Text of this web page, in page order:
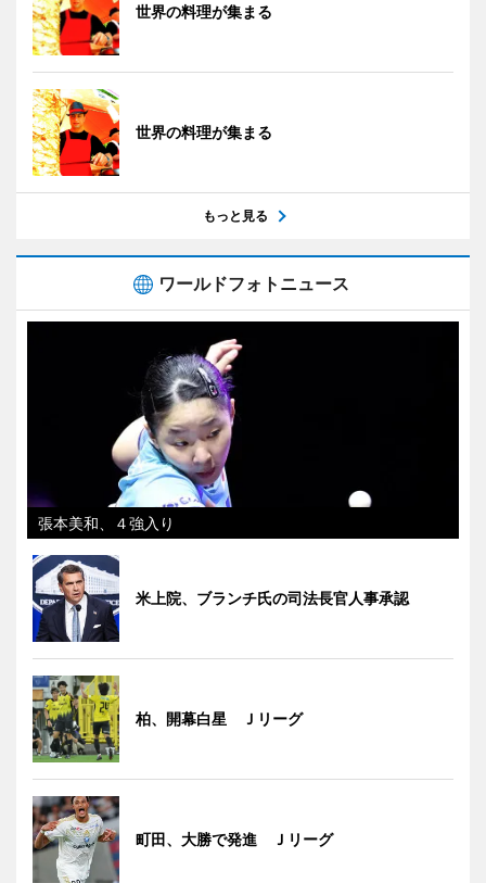
世界の料理が集まる
世界の料理が集まる
もっと見る
ワールドフォトニュース
張本美和、４強入り
米上院、ブランチ氏の司法長官人事承認
柏、開幕白星 Ｊリーグ
町田、大勝で発進 Ｊリーグ